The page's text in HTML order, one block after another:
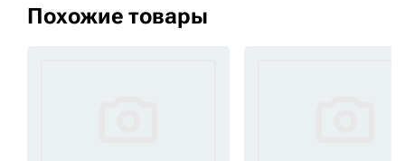
Похожие товары